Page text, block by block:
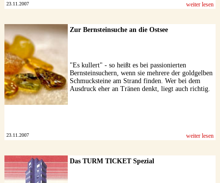
23.11.2007 weiter lesen
Zur Bernsteinsuche an die Ostsee
"Es kullert" - so heißt es bei passionierten
Bernsteinsuchern, wenn sie mehrere der goldgelben
Schmucksteine am Strand finden. Wer bei dem
Ausdruck eher an Tränen denkt, liegt auch richtig.
23.11.2007 weiter lesen
Das TURM TICKET Spezial